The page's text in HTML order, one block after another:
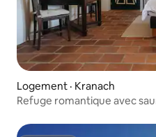
Logement · Kranach
Refuge romantique avec